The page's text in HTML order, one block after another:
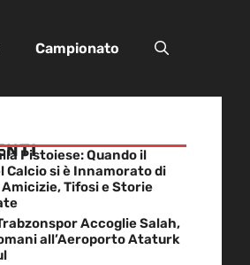
Campionato
Pistoiese: Quando il
Calcio si è Innamorato di
Tifosi e Storie
Accoglie Salah,
all’Aeroporto Ataturk